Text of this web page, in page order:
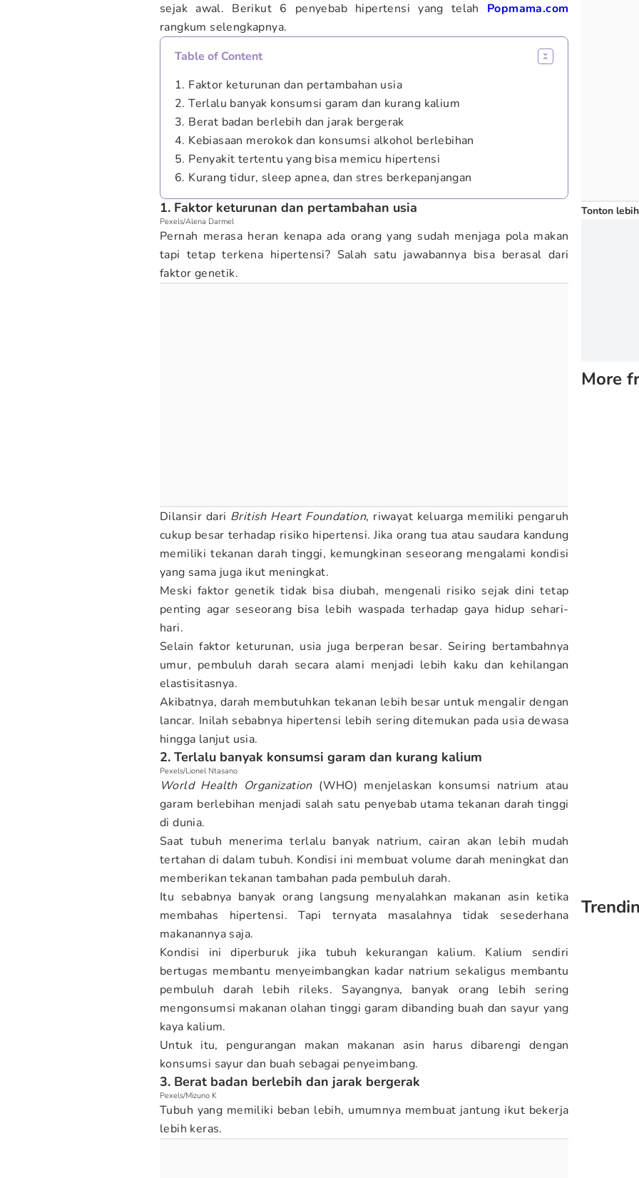
sejak awal. Berikut 6 penyebab hipertensi yang telah Popmama.com
rangkum selengkapnya.
Table of Content
1. Faktor keturunan dan pertambahan usia
2. Terlalu banyak konsumsi garam dan kurang kalium
3. Berat badan berlebih dan jarak bergerak
4. Kebiasaan merokok dan konsumsi alkohol berlebihan
5. Penyakit tertentu yang bisa memicu hipertensi
6. Kurang tidur, sleep apnea, dan stres berkepanjangan
1. Faktor keturunan dan pertambahan usia
Pexels/Alena Darmel
Pernah merasa heran kenapa ada orang yang sudah menjaga pola makan
tapi tetap terkena hipertensi? Salah satu jawabannya bisa berasal dari
faktor genetik.
Dilansir dari British Heart Foundation, riwayat keluarga memiliki pengaruh
cukup besar terhadap risiko hipertensi. Jika orang tua atau saudara kandung
memiliki tekanan darah tinggi, kemungkinan seseorang mengalami kondisi
yang sama juga ikut meningkat.
Meski faktor genetik tidak bisa diubah, mengenali risiko sejak dini tetap
penting agar seseorang bisa lebih waspada terhadap gaya hidup sehari-
hari.
Selain faktor keturunan, usia juga berperan besar. Seiring bertambahnya
umur, pembuluh darah secara alami menjadi lebih kaku dan kehilangan
elastisitasnya.
Akibatnya, darah membutuhkan tekanan lebih besar untuk mengalir dengan
lancar. Inilah sebabnya hipertensi lebih sering ditemukan pada usia dewasa
hingga lanjut usia.
2. Terlalu banyak konsumsi garam dan kurang kalium
Pexels/Lionel Ntasano
World Health Organization(WHO) menjelaskan konsumsi natrium atau
garam berlebihan menjadi salah satu penyebab utama tekanan darah tinggi
di dunia.
Saat tubuh menerima terlalu banyak natrium, cairan akan lebih mudah
tertahan di dalam tubuh. Kondisi ini membuat volume darah meningkat dan
memberikan tekanan tambahan pada pembuluh darah.
Itu sebabnya banyak orang langsung menyalahkan makanan asin ketika
membahas hipertensi. Tapi ternyata masalahnya tidak sesederhana
makanannya saja.
Kondisi ini diperburuk jika tubuh kekurangan kalium. Kalium sendiri
bertugas membantu menyeimbangkan kadar natrium sekaligus membantu
pembuluh darah lebih rileks. Sayangnya, banyak orang lebih sering
mengonsumsi makanan olahan tinggi garam dibanding buah dan sayur yang
kaya kalium.
Untuk itu, pengurangan makan makanan asin harus dibarengi dengan
konsumsi sayur dan buah sebagai penyeimbang.
3. Berat badan berlebih dan jarak bergerak
Pexels/Mizuno K
Tubuh yang memiliki beban lebih, umumnya membuat jantung ikut bekerja
lebih keras.
Tonton
More